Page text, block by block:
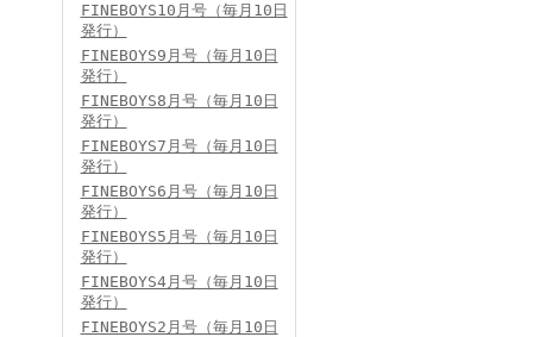
FINEBOYS2024年4月号
FINEBOYS10月号（毎月10日
発行）
FINEBOYS9月号（毎月10日
発行）
FINEBOYS8月号（毎月10日
発行）
FINEBOYS7月号（毎月10日
発行）
FINEBOYS6月号（毎月10日
発行）
FINEBOYS5月号（毎月10日
発行）
FINEBOYS4月号（毎月10日
発行）
FINEBOYS2月号（毎月10日